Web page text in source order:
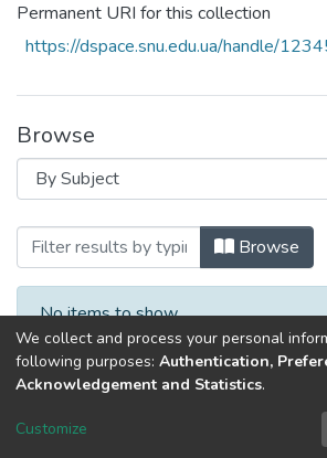
Permanent URI for this collection
https://dspace.snu.edu.ua/handle/
Browse
Browsing ДН-06-21Browse
No items to show.
Dspace & Volodymyr Dahl East
We collect and process your personal
following purposes: Authentication,
Acknowledgement and Statistics.
Customize